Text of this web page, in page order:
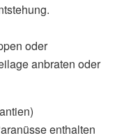
oder
anbraten oder
enthalten